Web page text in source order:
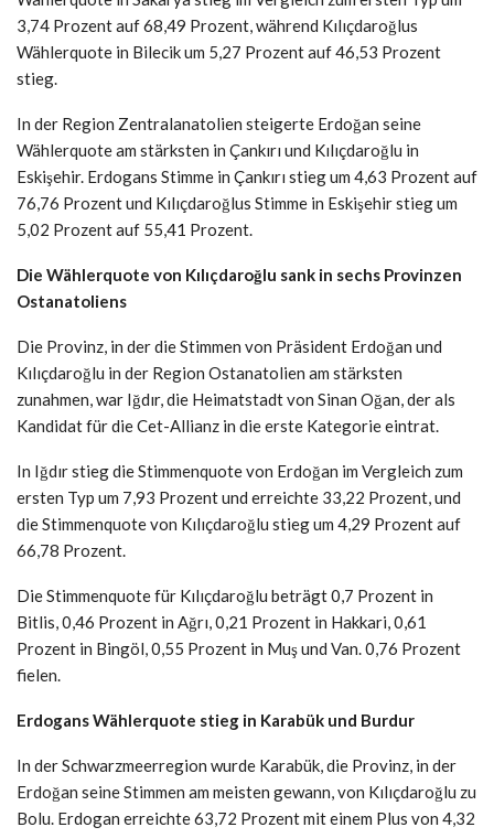
3,74 Prozent auf 68,49 Prozent, während Kılıçdaroğlus
Wählerquote in Bilecik um 5,27 Prozent auf 46,53 Prozent
stieg.
In der Region Zentralanatolien steigerte Erdoğan seine
Wählerquote am stärksten in Çankırı und Kılıçdaroğlu in
Eskişehir. Erdogans Stimme in Çankırı stieg um 4,63 Prozent auf
76,76 Prozent und Kılıçdaroğlus Stimme in Eskişehir stieg um
5,02 Prozent auf 55,41 Prozent.
Die Wählerquote von Kılıçdaroğlu sank in sechs Provinzen
Ostanatoliens
Die Provinz, in der die Stimmen von Präsident Erdoğan und
Kılıçdaroğlu in der Region Ostanatolien am stärksten
zunahmen, war Iğdır, die Heimatstadt von Sinan Oğan, der als
Kandidat für die Cet-Allianz in die erste Kategorie eintrat.
In Iğdır stieg die Stimmenquote von Erdoğan im Vergleich zum
ersten Typ um 7,93 Prozent und erreichte 33,22 Prozent, und
die Stimmenquote von Kılıçdaroğlu stieg um 4,29 Prozent auf
66,78 Prozent.
Die Stimmenquote für Kılıçdaroğlu beträgt 0,7 Prozent in
Bitlis, 0,46 Prozent in Ağrı, 0,21 Prozent in Hakkari, 0,61
Prozent in Bingöl, 0,55 Prozent in Muş und Van. 0,76 Prozent
fielen.
Erdogans Wählerquote stieg in Karabük und Burdur
In der Schwarzmeerregion wurde Karabük, die Provinz, in der
Erdoğan seine Stimmen am meisten gewann, von Kılıçdaroğlu zu
Bolu. Erdogan erreichte 63,72 Prozent mit einem Plus von 4,32